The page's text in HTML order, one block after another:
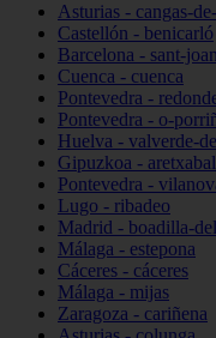
Asturias - cangas-
Castellón - benicarló
Barcelona - sant-
Cuenca - cuenca
Pontevedra -
Pontevedra - o-
Huelva - valverde-
Gipuzkoa -
Pontevedra -
Lugo - ribadeo
Madrid - boadilla-
Málaga - estepona
Cáceres - cáceres
Málaga - mijas
Zaragoza - cariñena